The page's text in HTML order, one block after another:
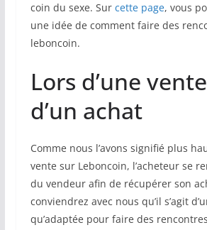
coin du sexe. Sur cette page, vous
une idée de comment faire des
leboncoin.
Lors d’une
d’un achat
Comme nous l’avons signifié plus
vente sur Leboncoin, l’acheteur se
du vendeur afin de récupérer son
conviendrez avec nous qu’il s’agit
qu’adaptée pour faire des